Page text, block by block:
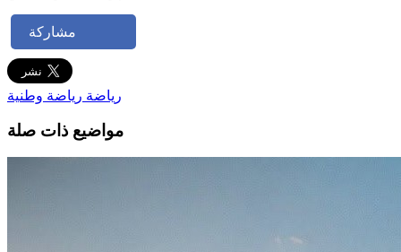
مشاركة
رياضة رياضة وطنية
مواضيع ذات صلة